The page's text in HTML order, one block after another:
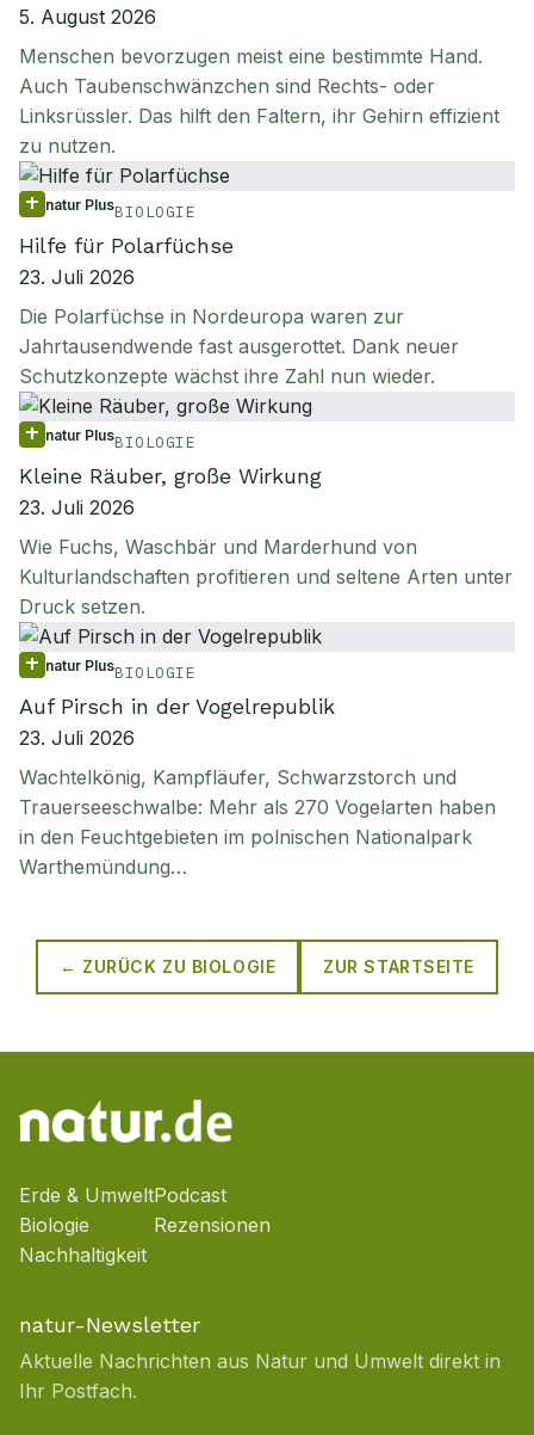
5. August 2026
Menschen bevorzugen meist eine bestimmte Hand.
Auch Taubenschwänzchen sind Rechts- oder
Linksrüssler. Das hilft den Faltern, ihr Gehirn effizient
zu nutzen.
natur PlusBIOLOGIE
Hilfe für Polarfüchse
23. Juli 2026
Die Polarfüchse in Nordeuropa waren zur
Jahrtausendwende fast ausgerottet. Dank neuer
Schutzkonzepte wächst ihre Zahl nun wieder.
natur PlusBIOLOGIE
Kleine Räuber, große Wirkung
23. Juli 2026
Wie Fuchs, Waschbär und Marderhund von
Kulturlandschaften profitieren und seltene Arten unter
Druck setzen.
natur PlusBIOLOGIE
Auf Pirsch in der Vogelrepublik
23. Juli 2026
Wachtelkönig, Kampfläufer, Schwarzstorch und
Trauerseeschwalbe: Mehr als 270 Vogelarten haben
in den Feuchtgebieten im polnischen Nationalpark
Warthemündung…
← ZURÜCK ZU BIOLOGIE ZUR STARTSEITE
Erde & Umwelt
Biologie
Nachhaltigkeit
Podcast
Rezensionen
natur-Newsletter
Aktuelle Nachrichten aus Natur und Umwelt direkt in
Ihr Postfach.